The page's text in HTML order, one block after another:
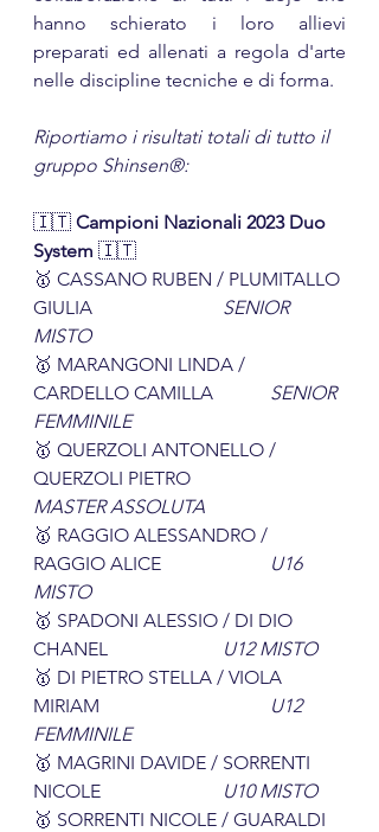
hanno schierato i loro allievi
preparati ed allenati a regola d'arte
nelle discipline tecniche e di forma.
Riportiamo i risultati totali di tutto il
gruppo Shinsen®:
🇮🇹 Campioni Nazionali 2023 Duo
System 🇮🇹
🥇 CASSANO RUBEN / PLUMITALLO
SENIOR
MISTO
🥇 MARANGONI LINDA /
SENIOR
FEMMINILE
🥇 QUERZOLI ANTONELLO /
MASTER ASSOLUTA
🥇 RAGGIO ALESSANDRO /
U16
MISTO
🥇 SPADONI ALESSIO / DI DIO
U12 MISTO
🥇 DI PIETRO STELLA / VIOLA
U12
FEMMINILE
🥇 MAGRINI DAVIDE / SORRENTI
U10 MISTO
🥇 SORRENTI NICOLE / GUARALDI